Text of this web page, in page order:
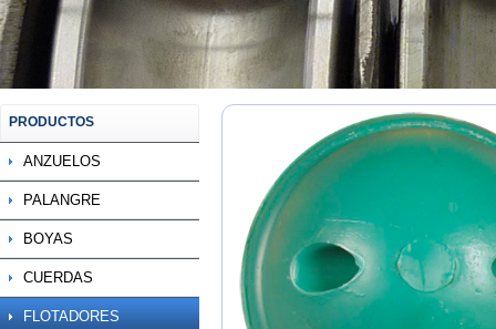
PRODUCTOS
ANZUELOS
PALANGRE
BOYAS
CUERDAS
FLOTADORES